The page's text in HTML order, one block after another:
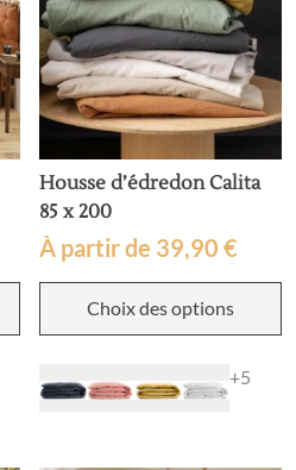
Ce
a
variations.
Housse d’édredon Calita
85 x 200
À partir de 39,90€
Choix des options
a
+5